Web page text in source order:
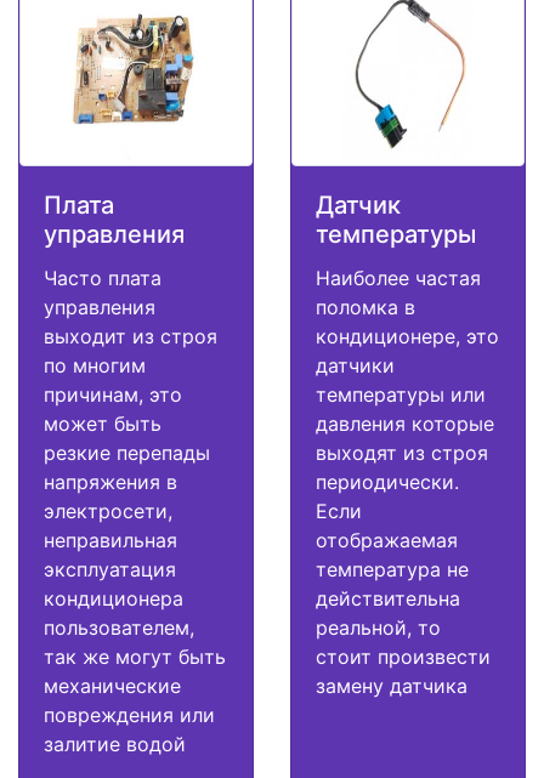
Плата
управления
Часто плата
управления
выходит из строя
по многим
причинам, это
может быть
резкие перепады
напряжения в
электросети,
неправильная
эксплуатация
кондиционера
пользователем,
так же могут быть
механические
повреждения или
залитие водой
Датчик
температуры
Наиболее частая
поломка в
кондиционере, это
датчики
температуры или
давления которые
выходят из строя
периодически.
Если
отображаемая
температура не
действительна
реальной, то
стоит произвести
замену датчика